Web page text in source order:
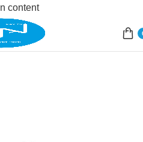
content
accessoires